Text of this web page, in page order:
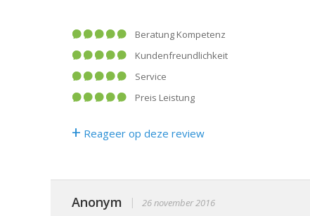
Beratung Kompetenz
Kundenfreundlichkeit
Service
Preis Leistung
+ Reageer op deze review
Anonym | 26 november 2016